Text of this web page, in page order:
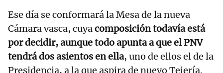
Ese día se conformará la Mesa de la nueva
Cámara vasca, cuyacomposición todavía está
por decidir, aunque todo apunta a que el PNV
tendrá dos asientos en ella, uno de ellos el de la
Presidencia, a la que aspira de nuevo Tejería.